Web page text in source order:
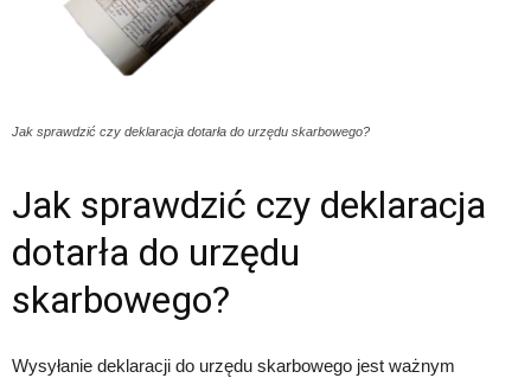
Jak sprawdzić czy deklaracja dotarła do urzędu skarbowego?
Jak sprawdzić czy deklaracja
dotarła do urzędu
skarbowego?
Wysyłanie deklaracji do urzędu skarbowego jest ważnym